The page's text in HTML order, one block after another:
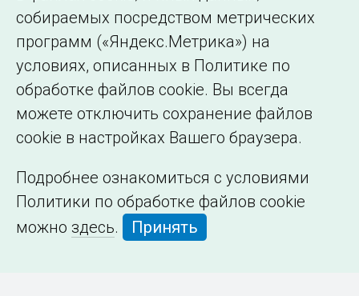
собираемых посредством метрических
программ («Яндекс.Метрика») на
условиях, описанных в Политике по
обработке файлов cookie. Вы всегда
можете отключить сохранение файлов
cookie в настройках Вашего браузера.
Подробнее ознакомиться с условиями
Политики по обработке файлов cookie
можно здесь. Принять